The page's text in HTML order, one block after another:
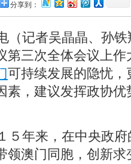
分享到：
记者吴晶晶、孙铁
第三次全体会议上
可持续发展的隐忧
素，建议发挥政协
５年来，在中央政
领澳门同胞，创新